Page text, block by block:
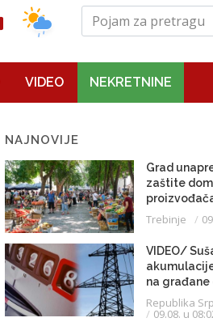
VIDEO NEKRETNINE
NAJNOVIJE
Grad
zaštite
pijace
Trebinje
VIDEO/
na
troše struju
Republika
09.08. u